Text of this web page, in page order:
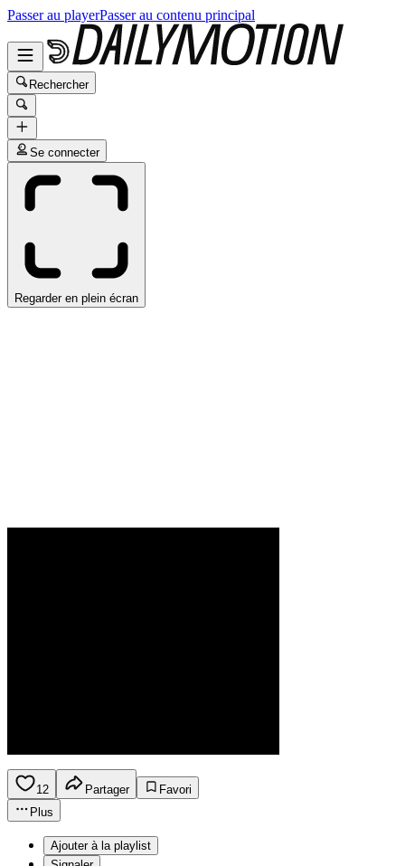
Passer au playerPasser au contenu principal
Rechercher
Se connecter
Regarder en plein écran
12 Partager
Favori
Plus
Ajouter à la playlist